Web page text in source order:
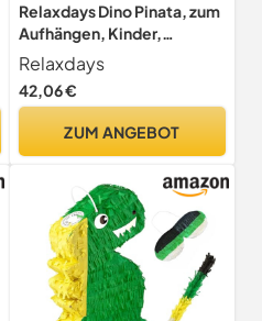
Relaxdays Dino Pinata, zum
Aufhängen, Kinder,
Mädchen & Jungs,
Geburtstag, zum Befüllen,
Deko, Pinata Dinosaurier,
Relaxdays
42,06 €
ZUM ANGEBOT